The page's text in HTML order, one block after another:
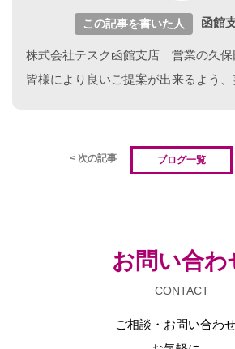
この記事を書いた人 函館
株式会社テスク函館支店 営業の久保
皆様により良いご提案が出来るよう、
< 次の記事 ブログ一覧
お問い合わ
CONTACT
ご相談・お問い合わ